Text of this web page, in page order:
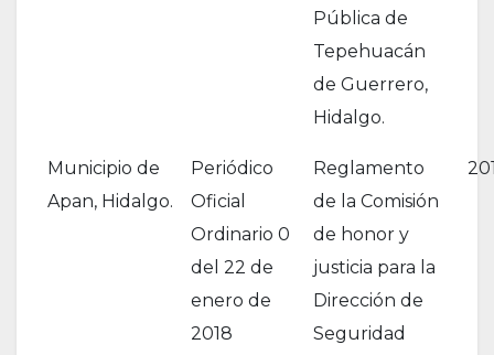
Pública de
Tepehuacán
de Guerrero,
Hidalgo.
Municipio de
Apan, Hidalgo.
Periódico
Oficial
Ordinario 0
del 22 de
enero de
2018
Reglamento
de la Comisión
de honor y
justicia para la
Dirección de
Seguridad